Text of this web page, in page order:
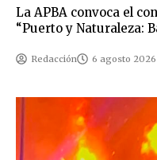
La APBA convoca el
“Puerto y Naturaleza:
Redacción 6 agosto 2026